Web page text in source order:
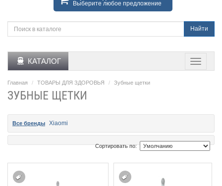
Выберите любое предложение
Найти
КАТАЛОГ
Главная ТОВАРЫ ДЛЯ ЗДОРОВЬЯ Зубные щетки
ЗУБНЫЕ ЩЕТКИ
Все бренды Xiaomi
Сортировать по: